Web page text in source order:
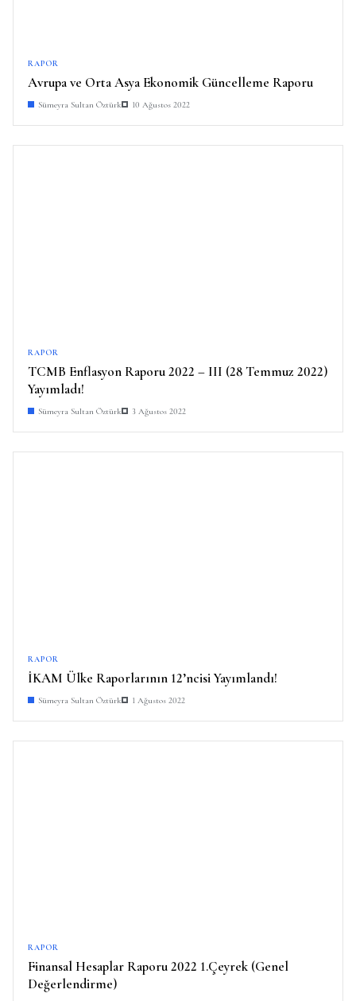
RAPOR
Avrupa ve Orta Asya Ekonomik Güncelleme Raporu
Sümeyra Sultan Öztürk 10 Ağustos 2022
RAPOR
TCMB Enflasyon Raporu 2022 – III (28 Temmuz 2022)
Yayımladı!
Sümeyra Sultan Öztürk 3 Ağustos 2022
RAPOR
İKAM Ülke Raporlarının 12’ncisi Yayımlandı!
Sümeyra Sultan Öztürk 1 Ağustos 2022
RAPOR
Finansal Hesaplar Raporu 2022 1.Çeyrek (Genel
Değerlendirme)